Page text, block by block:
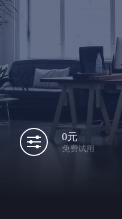
0元
免费试用